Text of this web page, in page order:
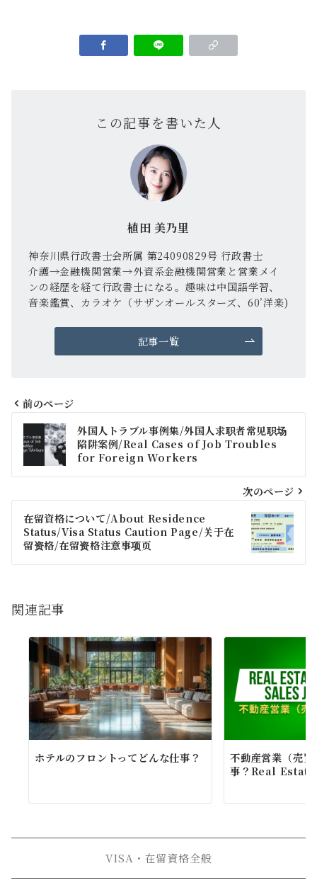
この記事を書いた人
植田 美乃里
神奈川県行政書士会所属 第24090829号 行政書士
介護→金融機関営業→外資系金融機関営業と営業メイ
ンの経歴を経て行政書士になる。趣味は中国語学習、
音楽鑑賞、カラオケ（サザンオールスターズ、60’洋楽)
記事一覧
投
稿
ナ
ビ
ゲ
ー
シ
ン
前のページ
外国人トラブル事例集/外国人求职者常见职场
陷阱案例/Real Cases of Job Troubles
for Foreign Workers
次のページ
在留資格について/About Residence
Status/Visa Status Caution Page/关于在
留资格/在留资格注意事项页
関連記事
ホテルのフロントってどんな仕事？
不動産営業（売
事？Real
VISA・在留資格全般